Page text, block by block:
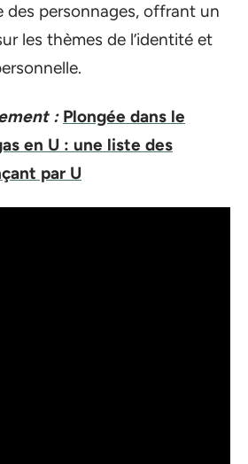
des personnages, offrant un
les thèmes de l’identité et
: Plongée dans le
en U : une liste des
par U